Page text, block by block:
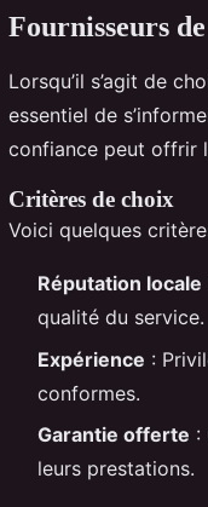
Fournisseurs
Lorsqu’il s’agit de
essentiel de
confiance peut offrir
Critères de choix
Voici quelques
Réputation locale
qualité du service.
Expérience :
conformes.
Garantie offerte :
leurs prestations.